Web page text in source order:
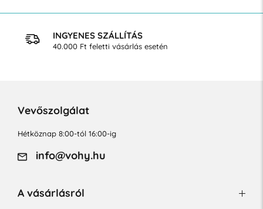
INGYENES SZÁLLÍTÁS
40.000 Ft feletti vásárlás esetén
Vevőszolgálat
Hétköznap 8:00-tól 16:00-ig
info@vohy.hu
A vásárlásról